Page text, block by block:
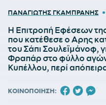
ΠΑΝΑΓΙΩΤΗΣ ΓΚΑΜΠΡΑΝΗΣ •
Η Επιτροπή Εφέσεων
που κατέθεσε ο Αρης
του Σάπι Σουλεϊμάνοφ,
Φραπάρ στο φύλλο
Κυπέλλου, περί
ΚΟΙΝΟΠΟΙΗΣΗ: